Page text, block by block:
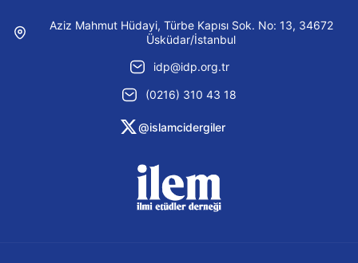
Aziz Mahmut Hüdayi, Türbe Kapısı Sok. No: 13, 34672
Üsküdar/İstanbul
idp@idp.org.tr
(0216) 310 43 18
@islamcidergiler